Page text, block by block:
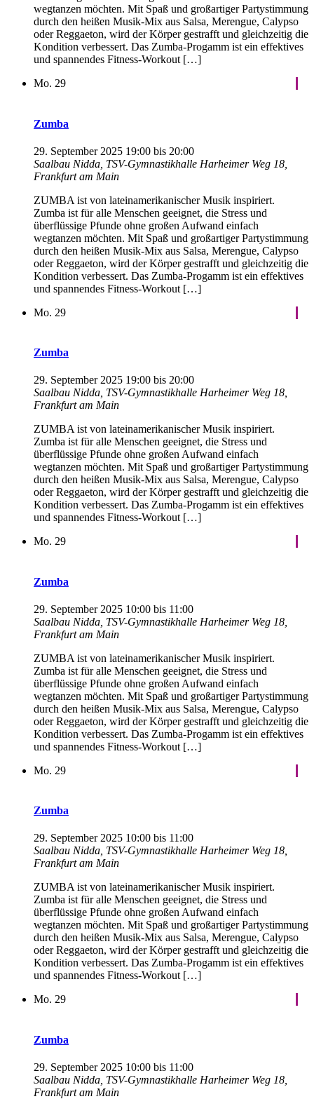
wegtanzen möchten. Mit Spaß und großartiger Partystimmung
durch den heißen Musik-Mix aus Salsa, Merengue, Calypso
oder Reggaeton, wird der Körper gestrafft und gleichzeitig die
Kondition verbessert. Das Zumba-Progamm ist ein effektives
und spannendes Fitness-Workout […]
Mo. 29
Zumba
29. September 2025 19:00 bis 20:00
Saalbau Nidda, TSV-Gymnastikhalle Harheimer Weg 18,
Frankfurt am Main
ZUMBA ist von lateinamerikanischer Musik inspiriert.
Zumba ist für alle Menschen geeignet, die Stress und
überflüssige Pfunde ohne großen Aufwand einfach
wegtanzen möchten. Mit Spaß und großartiger Partystimmung
durch den heißen Musik-Mix aus Salsa, Merengue, Calypso
oder Reggaeton, wird der Körper gestrafft und gleichzeitig die
Kondition verbessert. Das Zumba-Progamm ist ein effektives
und spannendes Fitness-Workout […]
Mo. 29
Zumba
29. September 2025 19:00 bis 20:00
Saalbau Nidda, TSV-Gymnastikhalle Harheimer Weg 18,
Frankfurt am Main
ZUMBA ist von lateinamerikanischer Musik inspiriert.
Zumba ist für alle Menschen geeignet, die Stress und
überflüssige Pfunde ohne großen Aufwand einfach
wegtanzen möchten. Mit Spaß und großartiger Partystimmung
durch den heißen Musik-Mix aus Salsa, Merengue, Calypso
oder Reggaeton, wird der Körper gestrafft und gleichzeitig die
Kondition verbessert. Das Zumba-Progamm ist ein effektives
und spannendes Fitness-Workout […]
Mo. 29
Zumba
29. September 2025 10:00 bis 11:00
Saalbau Nidda, TSV-Gymnastikhalle Harheimer Weg 18,
Frankfurt am Main
ZUMBA ist von lateinamerikanischer Musik inspiriert.
Zumba ist für alle Menschen geeignet, die Stress und
überflüssige Pfunde ohne großen Aufwand einfach
wegtanzen möchten. Mit Spaß und großartiger Partystimmung
durch den heißen Musik-Mix aus Salsa, Merengue, Calypso
oder Reggaeton, wird der Körper gestrafft und gleichzeitig die
Kondition verbessert. Das Zumba-Progamm ist ein effektives
und spannendes Fitness-Workout […]
Mo. 29
Zumba
29. September 2025 10:00 bis 11:00
Saalbau Nidda, TSV-Gymnastikhalle Harheimer Weg 18,
Frankfurt am Main
ZUMBA ist von lateinamerikanischer Musik inspiriert.
Zumba ist für alle Menschen geeignet, die Stress und
überflüssige Pfunde ohne großen Aufwand einfach
wegtanzen möchten. Mit Spaß und großartiger Partystimmung
durch den heißen Musik-Mix aus Salsa, Merengue, Calypso
oder Reggaeton, wird der Körper gestrafft und gleichzeitig die
Kondition verbessert. Das Zumba-Progamm ist ein effektives
und spannendes Fitness-Workout […]
Mo. 29
Zumba
29. September 2025 10:00 bis 11:00
Saalbau Nidda, TSV-Gymnastikhalle Harheimer Weg 18,
Frankfurt am Main